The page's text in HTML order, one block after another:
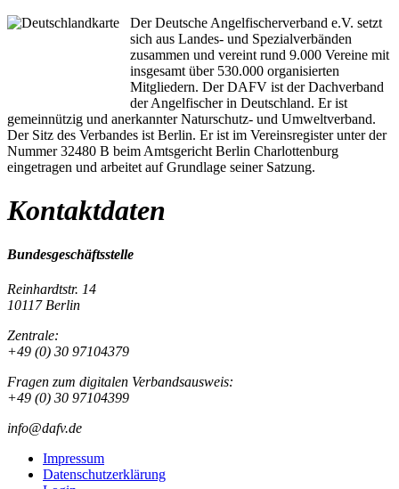
Der Deutsche Angelfischerverband e.V. setzt
sich aus Landes- und Spezialverbänden
zusammen und vereint rund 9.000 Vereine mit
insgesamt über 530.000 organisierten
Mitgliedern. Der DAFV ist der Dachverband
der Angelfischer in Deutschland. Er ist
gemeinnützig und anerkannter Naturschutz- und Umweltverband.
Der Sitz des Verbandes ist Berlin. Er ist im Vereinsregister unter der
Nummer 32480 B beim Amtsgericht Berlin Charlottenburg
eingetragen und arbeitet auf Grundlage seiner Satzung.
Kontaktdaten
Bundesgeschäftsstelle
Reinhardtstr. 14
10117 Berlin
Zentrale:
+49 (0) 30 97104379
Fragen zum digitalen Verbandsausweis:
+49 (0) 30 97104399
info@dafv.de
Impressum
Datenschutzerklärung